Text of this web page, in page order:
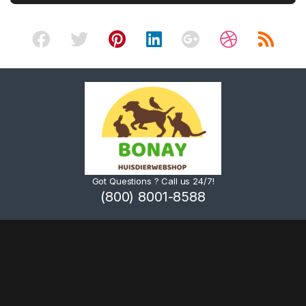
Got Questions ? Call us 24/7!
(800) 8001-8588